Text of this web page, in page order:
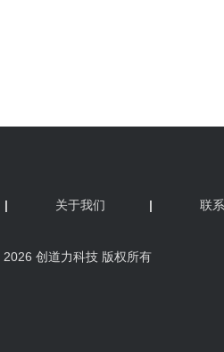
| 关于我们 | 联
2026 创道力科技 版权所有